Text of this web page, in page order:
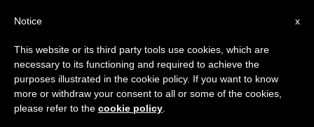
GIORNO
Giugno 9th, 2013
x
Notice
This website or its third party tools use cookies, which are
necessary to its functioning and required to achieve the
purposes illustrated in the cookie policy. If you want to know
more or withdraw your consent to all or some of the cookies,
please refer to the cookie policy